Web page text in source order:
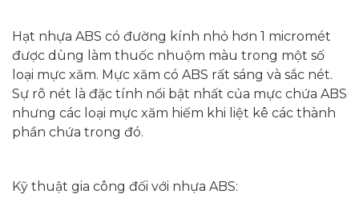
Hạt nhựa ABS có đường kính nhỏ hơn 1 micromét
được dùng làm thuốc nhuộm màu trong một số
loại mực xăm. Mực xăm có ABS rất sáng và sắc nét.
Sự rõ nét là đặc tính nổi bật nhất của mực chứa ABS
nhưng các loại mực xăm hiếm khi liệt kê các thành
phần chứa trong đó.
Kỹ thuật gia công đối với nhựa ABS: